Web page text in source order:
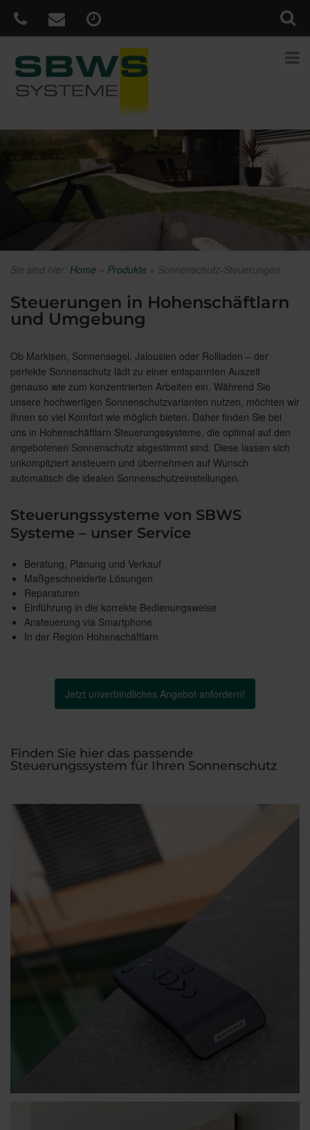
Sie sind hier: Home » Produkte » Sonnenschutz-Steuerungen
Steuerungen in Hohenschäftlarn
und Umgebung
Ob Markisen, Sonnensegel, Jalousien oder Rollladen – der
perfekte Sonnenschutz lädt zu einer entspannten Auszeit
genauso wie zum konzentrierten Arbeiten ein. Während Sie
unsere hochwertigen Sonnenschutzvarianten nutzen, möchten wir
Ihnen so viel Komfort wie möglich bieten. Daher finden Sie bei
uns in Hohenschäftlarn Steuerungssysteme, die optimal auf den
angebotenen Sonnenschutz abgestimmt sind. Diese lassen sich
unkompliziert ansteuern und übernehmen auf Wunsch
automatisch die idealen Sonnenschutzeinstellungen.
Steuerungssysteme von SBWS
Systeme – unser Service
Beratung, Planung und Verkauf
Maßgeschneiderte Lösungen
Reparaturen
Einführung in die korrekte Bedienungsweise
Ansteuerung via Smartphone
In der Region Hohenschäftlarn
Jetzt unverbindliches Angebot anfordern!
Finden Sie hier das passende
Steuerungssystem für Ihren Sonnenschutz